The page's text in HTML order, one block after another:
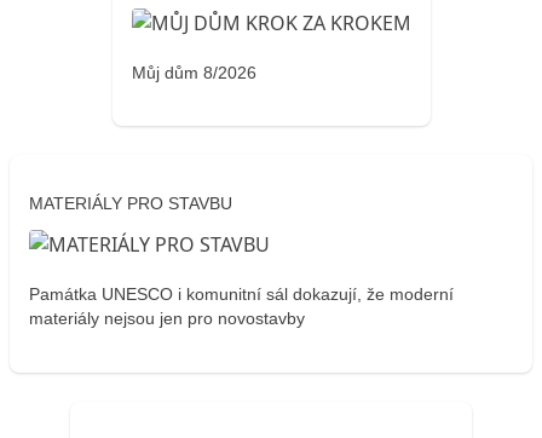
Můj dům 8/2026
MATERIÁLY PRO STAVBU
Památka UNESCO i komunitní sál dokazují, že moderní
materiály nejsou jen pro novostavby